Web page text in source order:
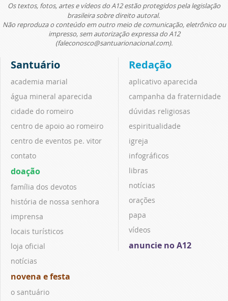
Os textos, fotos, artes e vídeos do A12 estão protegidos pela legislação
brasileira sobre direito autoral.
Não reproduza o conteúdo em outro meio de comunicação, eletrônico ou
impresso, sem autorização expressa do A12
(faleconosco@santuarionacional.com).
Santuário
academia marial
água mineral aparecida
cidade do romeiro
centro de apoio ao romeiro
centro de eventos pe. vitor
contato
doação
família dos devotos
história de nossa senhora
imprensa
locais turísticos
loja oficial
notícias
novena e festa
o santuário
Redação
aplicativo aparecida
campanha da fraternidade
dúvidas religiosas
espiritualidade
igreja
infográficos
libras
notícias
orações
papa
vídeos
anuncie no A12